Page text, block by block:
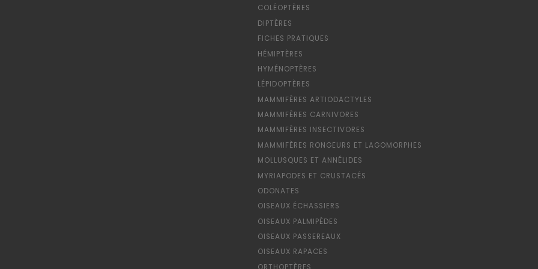
COLÉOPTÈRES
DIPTÈRES
FICHES PRATIQUES
HÉMIPTÈRES
HYMÉNOPTÈRES
LÉPIDOPTÈRES
MAMMIFÈRES ARTIODACTYLES
MAMMIFÈRES CARNIVORES
MAMMIFÈRES INSECTIVORES
MAMMIFÈRES RONGEURS ET LAGOMORPHES
MOLLUSQUES ET ANNÉLIDES
MYRIAPODES ET CRUSTACÉS
ODONATES
OISEAUX ÉCHASSIERS
OISEAUX PALMIPÈDES
OISEAUX PASSEREAUX
OISEAUX RAPACES